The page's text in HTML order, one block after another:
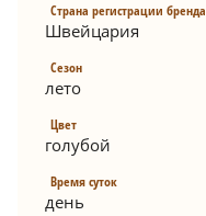
Страна регистрации бренда
Швейцария
Сезон
лето
Цвет
голубой
Время суток
день